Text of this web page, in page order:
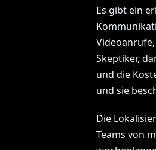
Es gibt ein
Skeptiker,
und die
und sie
Die
Teams von